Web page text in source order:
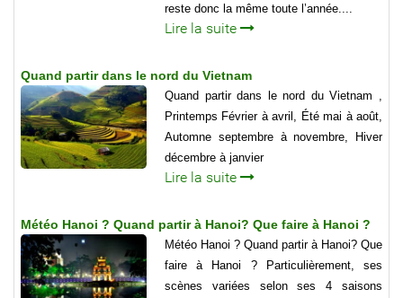
reste donc la même toute l’année....
Lire la suite
Quand partir dans le nord du Vietnam
Quand partir dans le nord du Vietnam ,
Printemps Février à avril, Été mai à août,
Automne septembre à novembre, Hiver
décembre à janvier
Lire la suite
Météo Hanoi ? Quand partir à Hanoi? Que faire à Hanoi ?
Météo Hanoi ? Quand partir à Hanoi? Que
faire à Hanoi ? Particulièrement, ses
scènes variées selon ses 4 saisons